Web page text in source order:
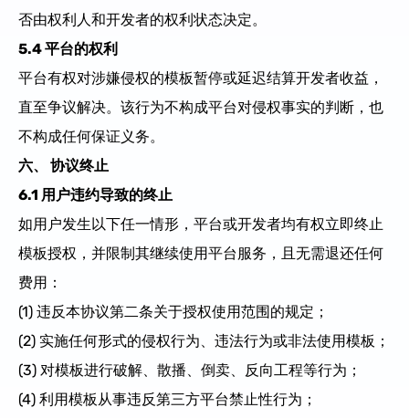
否由权利人和开发者的权利状态决定。
5.4 平台的权利
平台有权对涉嫌侵权的模板暂停或延迟结算开发者收益，
直至争议解决。该行为不构成平台对侵权事实的判断，也
不构成任何保证义务。
六、 协议终止
6.1 用户违约导致的终止
如用户发生以下任一情形，平台或开发者均有权立即终止
模板授权，并限制其继续使用平台服务，且无需退还任何
费用：
(1) 违反本协议第二条关于授权使用范围的规定；
(2) 实施任何形式的侵权行为、违法行为或非法使用模板；
(3) 对模板进行破解、散播、倒卖、反向工程等行为；
(4) 利用模板从事违反第三方平台禁止性行为 ；